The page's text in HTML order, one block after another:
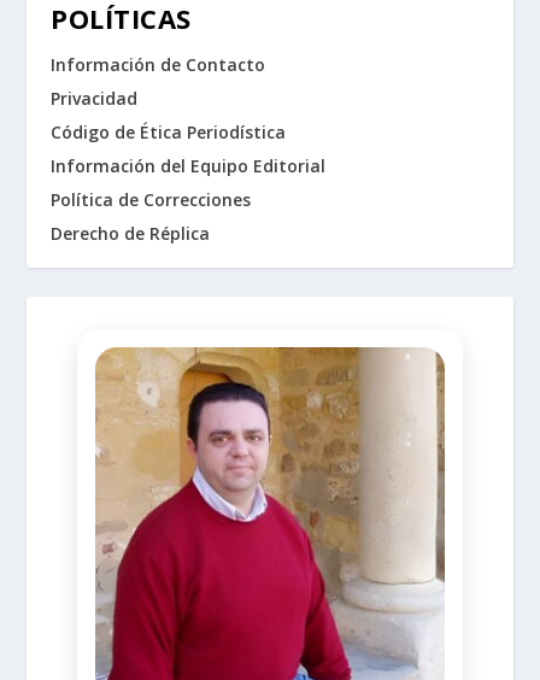
POLÍTICAS
Información de Contacto
Privacidad
Código de Ética Periodística
Información del Equipo Editorial
Política de Correcciones
Derecho de Réplica